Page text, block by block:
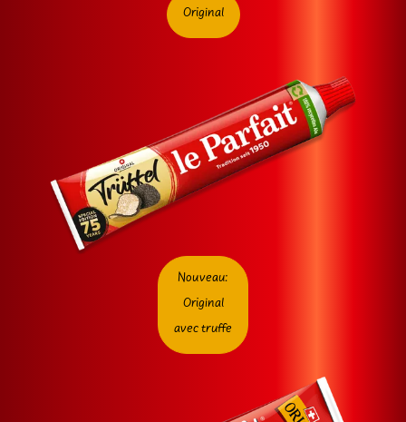
Original
Nouveau:
Original
avec truffe